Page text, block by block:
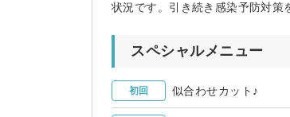
状況です。引き続き感染予防対策
スペシャルメニュー
初回 似合わせカット♪